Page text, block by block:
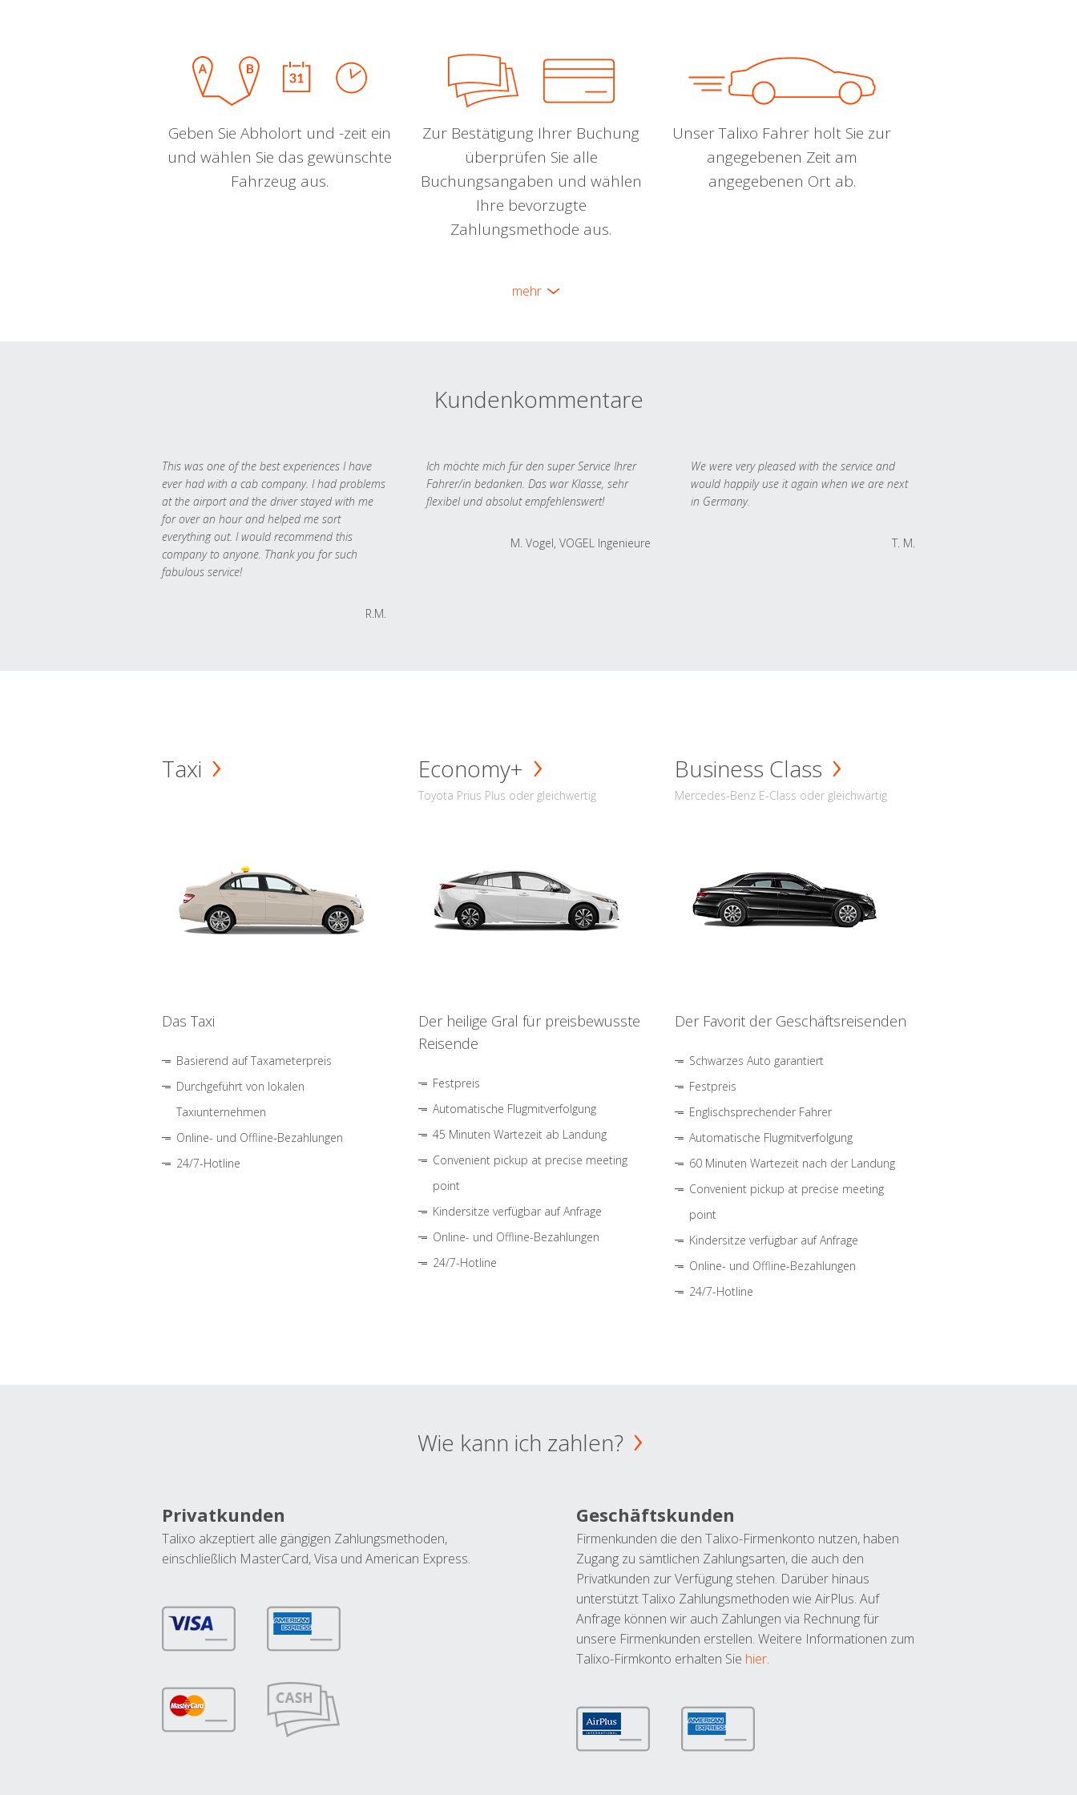
Geben Sie Abholort und -zeit ein
und wählen Sie das gewünschte
Fahrzeug aus.
Zur Bestätigung Ihrer Buchung
überprüfen Sie alle
Buchungsangaben und wählen
Ihre bevorzugte
Zahlungsmethode aus.
Unser Talixo Fahrer holt Sie zur
angegebenen Zeit am
angegebenen Ort ab.
mehr
Kundenkommentare
This was one of the best experiences I have
ever had with a cab company. I had problems
at the airport and the driver stayed with me
for over an hour and helped me sort
everything out. I would recommend this
company to anyone. Thank you for such
fabulous service!
R.M.
Ich möchte mich für den super Service Ihrer
Fahrer/in bedanken. Das war Klasse, sehr
flexibel und absolut empfehlenswert!
M. Vogel, VOGEL Ingenieure
We were very pleased with the service and
would happily use it again when we are next
in Germany.
T. M.
Taxi
Das Taxi
Basierend auf Taxameterpreis
Durchgeführt von lokalen
Taxiunternehmen
Online- und Offline-Bezahlungen
24/7-Hotline
Economy+
Toyota Prius Plus oder gleichwertig
Der heilige Gral für preisbewusste
Reisende
Festpreis
Automatische Flugmitverfolgung
45 Minuten Wartezeit ab Landung
Convenient pickup at precise meeting
point
Kindersitze verfügbar auf Anfrage
Online- und Offline-Bezahlungen
24/7-Hotline
Business Class
Mercedes-Benz E-Class oder gleichwärtig
Der Favorit der Geschäftsreisenden
Schwarzes Auto garantiert
Festpreis
Englischsprechender Fahrer
Automatische Flugmitverfolgung
60 Minuten Wartezeit nach der Landung
Convenient pickup at precise meeting
point
Kindersitze verfügbar auf Anfrage
Online- und Offline-Bezahlungen
24/7-Hotline
Wie kann ich zahlen?
Privatkunden
Talixo akzeptiert alle gängigen Zahlungsmethoden,
einschließlich MasterCard, Visa und American Express.
Geschäftskunden
Firmenkunden die den Talixo-Firmenkonto nutzen, haben
Zugang zu sämtlichen Zahlungsarten, die auch den
Privatkunden zur Verfügung stehen. Darüber hinaus
unterstützt Talixo Zahlungsmethoden wie AirPlus. Auf
Anfrage können wir auch Zahlungen via Rechnung für
unsere Firmenkunden erstellen. Weitere Informationen zum
Talixo-Firmkonto erhalten Sie hier.